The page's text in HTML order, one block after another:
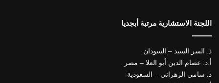
اللجنة الاستشارية مرتبة أبجديا
ذ. السر السيد – السودان
أ.د. عصام الدين أبو العلا – مصر
ذ. سامي الزهراني – السعودية